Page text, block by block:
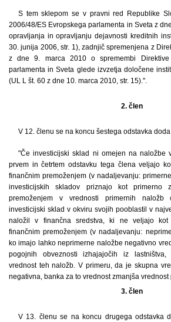
S tem sklepom se v pravni red Republike
2006/48/ES Evropskega parlamenta in Sveta z
opravljanja in opravljanju dejavnosti kreditnih
30. junija 2006, str. 1), zadnjič spremenjena z
z dne 9. marca 2010 o spremembi Direktive
parlamenta in Sveta glede izvzetja določene
(UL L št. 60 z dne 10. marca 2010, str. 15).".
2. člen
V 12. členu se na koncu šestega odstavka
"Če investicijski sklad ni omejen na naložbe
prvem in četrtem odstavku tega člena veljajo
finančnim premoženjem (v nadaljevanju:
investicijskih skladov priznajo kot primerno
premoženjem v vrednosti primernih
investicijski sklad v okviru svojih pooblastil v
naložil v finančna sredstva, ki ne veljajo kot
finančnim premoženjem (v nadaljevanju:
ko imajo lahko neprimerne naložbe negativno
pogojnih obveznosti izhajajočih iz
vrednost teh naložb. V primeru, da je skupna
negativna, banka za to vrednost zmanjša vrednost
3. člen
V 13. členu se na koncu drugega odstavka